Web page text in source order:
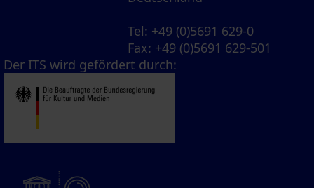
Tel: +49 (0)5691 629-0
Fax: +49 (0)5691 629-501
Der ITS wird gefördert durch: